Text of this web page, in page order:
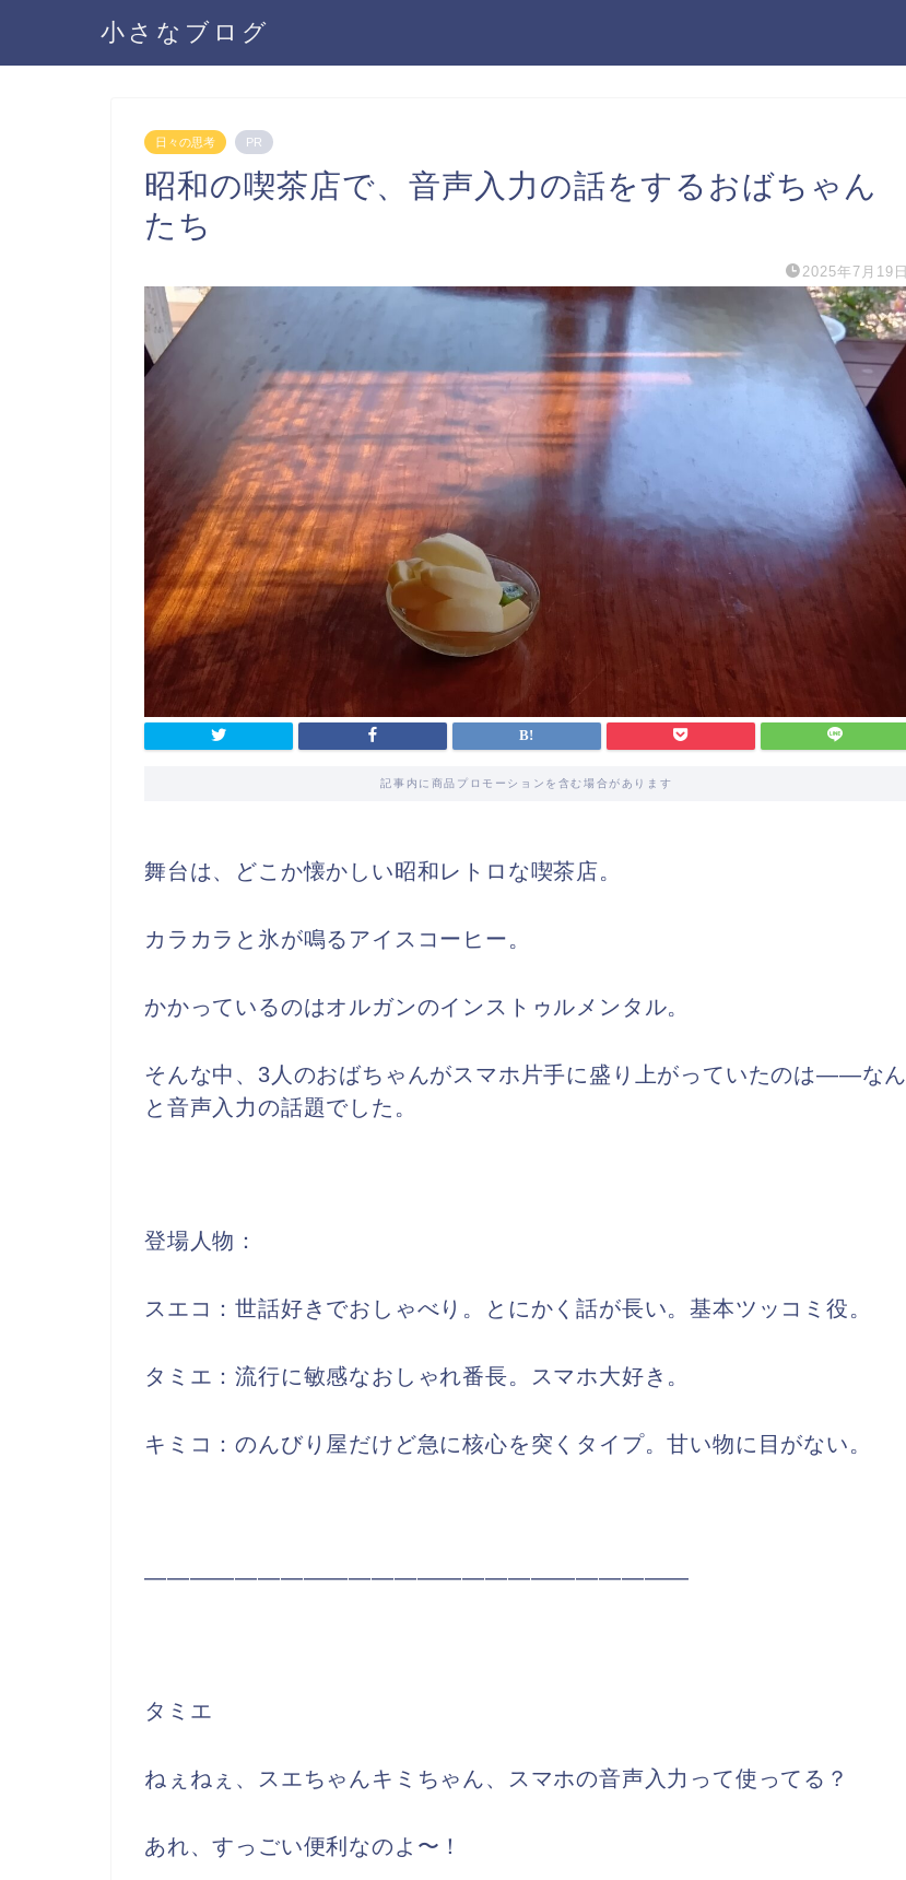
小さなブログ
日々の思考 PR
昭和の喫茶店で、音声入力の話をするおばちゃん
たち
2025年7月19日
記事内に商品プロモーションを含む場合があります
舞台は、どこか懐かしい昭和レトロな喫茶店。
カラカラと氷が鳴るアイスコーヒー。
かかっているのはオルガンのインストゥルメンタル。
そんな中、3人のおばちゃんがスマホ片手に盛り上がっていたのは——なん
と音声入力の話題でした。
登場人物：
スエコ：世話好きでおしゃべり。とにかく話が長い。基本ツッコミ役。
タミエ：流行に敏感なおしゃれ番長。スマホ大好き。
キミコ：のんびり屋だけど急に核心を突くタイプ。甘い物に目がない。
――――――――――――――――――――――――
タミエ
ねぇねぇ、スエちゃんキミちゃん、スマホの音声入力って使ってる？
あれ、すっごい便利なのよ〜！